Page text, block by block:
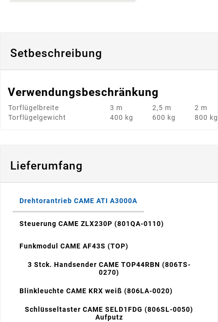
Setbeschreibung
Verwendungsbeschränkung
Torflügelbreite 3 m 2,5 m
2 m
Torflügelgewicht
400 kg 600 kg 800 kg
Lieferumfang
Drehtorantrieb CAME ATI A3000A
Steuerung CAME ZLX230P (801QA-0110)
Funkmodul CAME AF43S (TOP)
3 Stck. Handsender CAME TOP44RBN (806TS-
0270)
Blinkleuchte CAME KRX weiß (806LA-0020)
Schlüsseltaster CAME SELD1FDG (806SL-0050)
Aufputz